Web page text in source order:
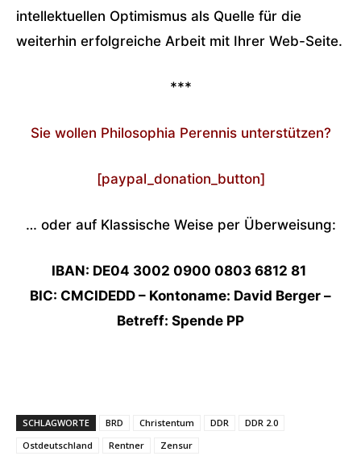
intellektuellen Optimismus als Quelle für die
weiterhin erfolgreiche Arbeit mit Ihrer Web-Seite.
***
Sie wollen Philosophia Perennis unterstützen?
[paypal_donation_button]
… oder auf Klassische Weise per Überweisung:
IBAN: DE04 3002 0900 0803 6812 81
BIC: CMCIDEDD – Kontoname: David Berger –
Betreff: Spende PP
SCHLAGWORTE BRD Christentum DDR
DDR 2.0
Ostdeutschland
Rentner Zensur